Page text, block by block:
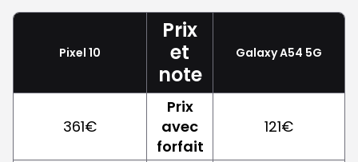
Pixel 10
Prix
et
note
Galaxy A54 5G
361€
Prix
avec
forfait
121€